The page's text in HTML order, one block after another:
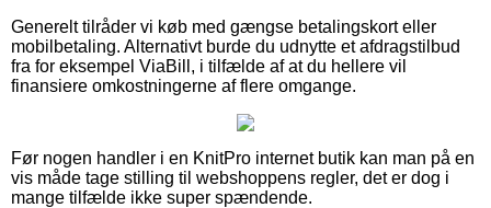
Generelt tilråder vi køb med gængse betalingskort eller
mobilbetaling. Alternativt burde du udnytte et afdragstilbud
fra for eksempel ViaBill, i tilfælde af at du hellere vil
finansiere omkostningerne af flere omgange.
Før nogen handler i en KnitPro internet butik kan man på en
vis måde tage stilling til webshoppens regler, det er dog i
mange tilfælde ikke super spændende.